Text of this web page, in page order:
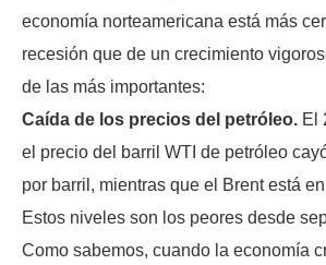
economía norteamericana está más
recesión que de un crecimiento
de las más importantes:
Caída de los precios del petróleo. El
el precio del barril WTI de petróleo
por barril, mientras que el Brent está
Estos niveles son los peores desde
Como sabemos, cuando la economía